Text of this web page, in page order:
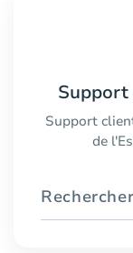
Support
Support
de